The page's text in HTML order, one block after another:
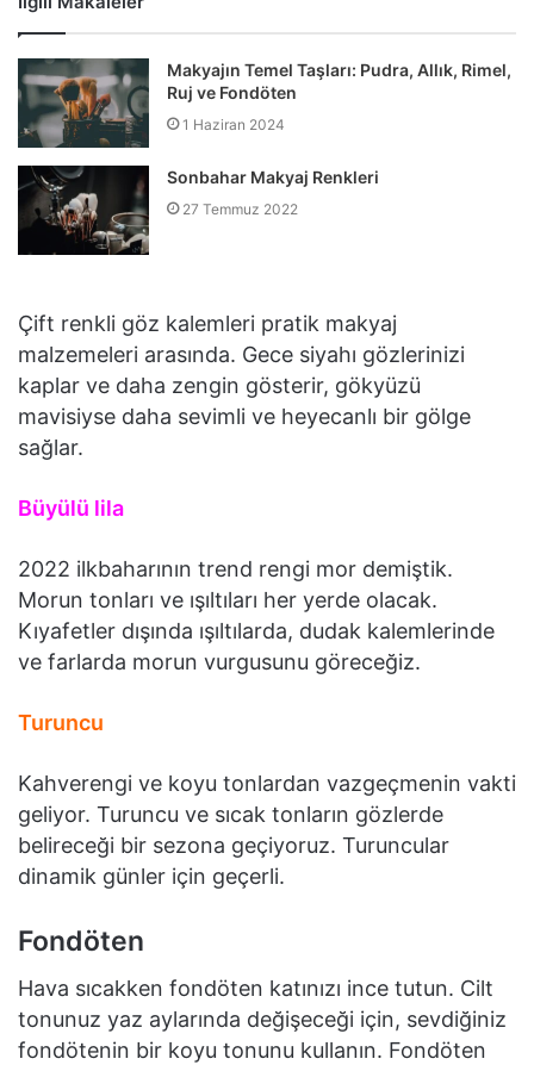
Makyajın Temel Taşları: Pudra, Allık, Rimel,
Ruj ve Fondöten
1 Haziran 2024
Sonbahar Makyaj Renkleri
27 Temmuz 2022
Çift renkli göz kalemleri pratik makyaj
malzemeleri arasında. Gece siyahı gözlerinizi
kaplar ve daha zengin gösterir, gökyüzü
mavisiyse daha sevimli ve heyecanlı bir gölge
sağlar.
Büyülü lila
2022 ilkbaharının trend rengi mor demiştik.
Morun tonları ve ışıltıları her yerde olacak.
Kıyafetler dışında ışıltılarda, dudak kalemlerinde
ve farlarda morun vurgusunu göreceğiz.
Turuncu
Kahverengi ve koyu tonlardan vazgeçmenin vakti
geliyor. Turuncu ve sıcak tonların gözlerde
belireceği bir sezona geçiyoruz. Turuncular
dinamik günler için geçerli.
Fondöten
Hava sıcakken fondöten katınızı ince tutun. Cilt
tonunuz yaz aylarında değişeceği için, sevdiğiniz
fondötenin bir koyu tonunu kullanın. Fondöten